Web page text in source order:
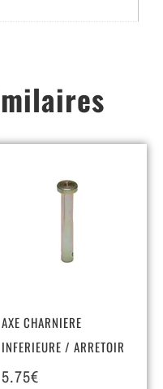
AXE CHARNIERE
INFERIEURE / ARRETOIR
5.75€